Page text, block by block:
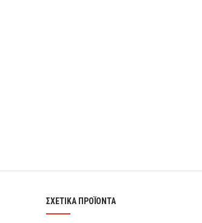
ΣΧΕΤΙΚΆ ΠΡΟΪΌΝΤΑ